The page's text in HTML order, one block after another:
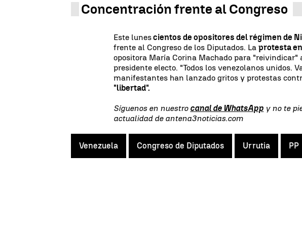
Concentración frente al Congreso
Este lunescientos de opositores del régimen de
frente al Congreso de los Diputados. Laprotesta
opositora María Corina Machado para "reivindicar"
presidente electo. "Todos los venezolanos unidos.
manifestantes han lanzado gritos y protestas
"libertad".
Síguenos en nuestro canal de WhatsApp y no te
actualidad de antena3noticias.com
Venezuela Congreso de Diputados Urrutia PP